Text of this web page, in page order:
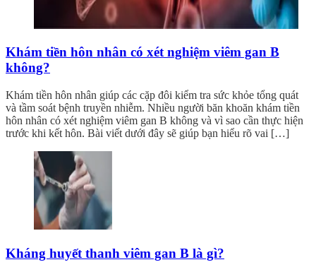
Khám tiền hôn nhân có xét nghiệm viêm gan B
không?
Khám tiền hôn nhân giúp các cặp đôi kiểm tra sức khỏe tổng quát
và tầm soát bệnh truyền nhiễm. Nhiều người băn khoăn khám tiền
hôn nhân có xét nghiệm viêm gan B không và vì sao cần thực hiện
trước khi kết hôn. Bài viết dưới đây sẽ giúp bạn hiểu rõ vai […]
Kháng huyết thanh viêm gan B là gì?